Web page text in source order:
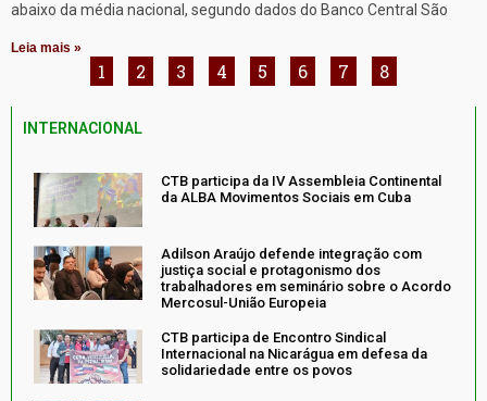
abaixo da média nacional, segundo dados do Banco Central São
Leia mais »
1 2 3 4 5 6 7 8
INTERNACIONAL
CTB participa da IV Assembleia Continental
da ALBA Movimentos Sociais em Cuba
Adilson Araújo defende integração com
justiça social e protagonismo dos
trabalhadores em seminário sobre o Acordo
Mercosul-União Europeia
CTB participa de Encontro Sindical
Internacional na Nicarágua em defesa da
solidariedade entre os povos